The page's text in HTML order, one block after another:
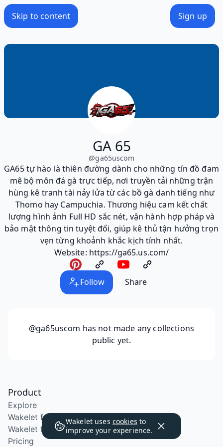
Skip to content Sign up
GA 65
@ga65uscom
GA65 tự hào là thiên đường dành cho những tín đồ đam
mê bộ môn đá gà trực tiếp, nơi truyền tải những trận
hùng kê tranh tài nảy lửa từ các bồ gà danh tiếng như
Thomo hay Campuchia. Thương hiệu cam kết chất
lượng hình ảnh Full HD sắc nét, vận hành hợp pháp và
bảo mật thông tin tuyệt đối, giúp kê thủ tận hưởng trọn
vẹn từng khoảnh khắc kịch tính nhất.
Website: https://ga65.us.com/
Follow Share
@ga65uscom has not made any collections
public yet.
Wakelet uses cookies to
improve your experience.
Product
Explore
Wakelet for Education
Wakelet for School Districts
Pricing